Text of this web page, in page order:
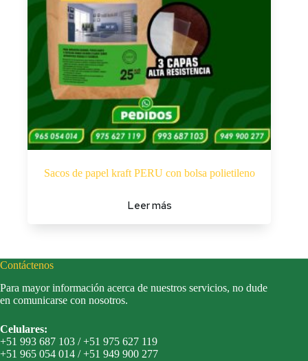
Sacos de papel kraft PERU con bolsa polietileno
Leer más
Contáctenos
Para mayor información acerca de nuestros servicios, no dude
en comunicarse con nosotros.
Celulares:
+51 993 687 103 / +51 975 627 119
+51 965 054 014 / +51 949 900 277